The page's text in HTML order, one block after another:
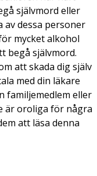
självmord eller
av dessa personer
mycket alkohol
begå självmord.
att skada dig själv
med din läkare
familjemedlem eller
är oroliga för några
att läsa denna